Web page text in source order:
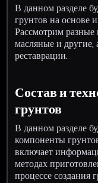
В данном разделе
грунтов на основе
Рассмотрим разные
масляные и
реставрации.
Состав и
грунтов
В данном разделе
компоненты
включает
методах
процессе создания